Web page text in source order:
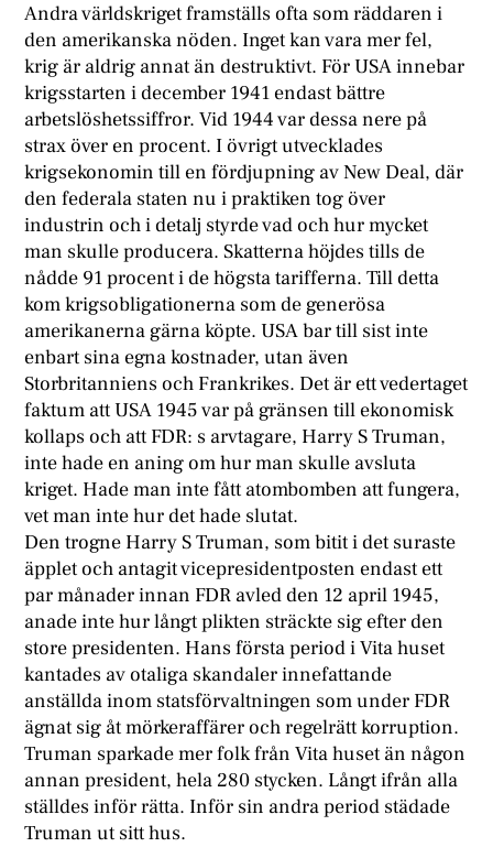
Andra världskriget framställs ofta som räddaren i
den amerikanska nöden. Inget kan vara mer fel,
krig är aldrig annat än destruktivt. För USA innebar
krigsstarten i december 1941 endast bättre
arbetslöshetssiffror. Vid 1944 var dessa nere på
strax över en procent. I övrigt utvecklades
krigsekonomin till en fördjupning av New Deal, där
den federala staten nu i praktiken tog över
industrin och i detalj styrde vad och hur mycket
man skulle producera. Skatterna höjdes tills de
nådde 91 procent i de högsta tarifferna. Till detta
kom krigsobligationerna som de generösa
amerikanerna gärna köpte. USA bar till sist inte
enbart sina egna kostnader, utan även
Storbritanniens och Frankrikes. Det är ett vedertaget
faktum att USA 1945 var på gränsen till ekonomisk
kollaps och att FDR: s arvtagare, Harry S Truman,
inte hade en aning om hur man skulle avsluta
kriget. Hade man inte fått atombomben att fungera,
vet man inte hur det hade slutat.
Den trogne Harry S Truman, som bitit i det suraste
äpplet och antagit vicepresidentposten endast ett
par månader innan FDR avled den 12 april 1945,
anade inte hur långt plikten sträckte sig efter den
store presidenten. Hans första period i Vita huset
kantades av otaliga skandaler innefattande
anställda inom statsförvaltningen som under FDR
ägnat sig åt mörkeraffärer och regelrätt korruption.
Truman sparkade mer folk från Vita huset än någon
annan president, hela 280 stycken. Långt ifrån alla
ställdes inför rätta. Inför sin andra period städade
Truman ut sitt hus.